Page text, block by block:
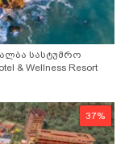
სასტუმრო
& Wellness Resort
37%